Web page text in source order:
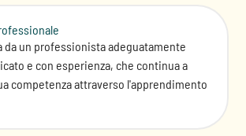
da un professionista adeguatamente
e con esperienza, che continua a
competenza attraverso l'apprendimento